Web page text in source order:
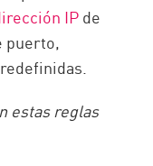
IPde
puerto,
estas reglas